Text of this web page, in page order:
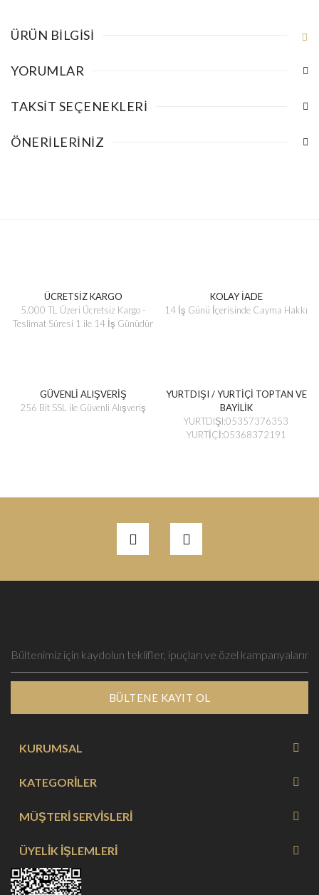
ÜRÜN BILGISI
YORUMLAR
TAKSIT SEÇENEKLERI
ÖNERILERINIZ
ÜCRETSİZ KARGO
5.000 TL Üzeri Ücretsiz Kargo -
Teslimat Süresi 1 ile 14 İş Günüdür
KOLAY İADE
14 İş Günü İçerisinde Cayma Hakkı
GÜVENLİ ALIŞVERİŞ
256 Bit SSL ile Güvenli Alışveriş
YURTDIŞI / YURTİÇİ TOPTAN VE
BAYİLİK
YURTDIŞI:05357376353
YURTİÇİ:05368372191
BÜLTENE KAYIT OL
KURUMSAL
KATEGORİLER
MÜŞTERİ SERVİSLERİ
ÜYELİK İŞLEMLERİ